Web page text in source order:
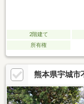
2階建て
所有権
熊本県宇城市